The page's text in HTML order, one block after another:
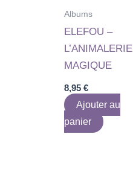
Albums
ELEFOU –
L’ANIMALERIE
MAGIQUE
8,95€
Ajouter au
panier